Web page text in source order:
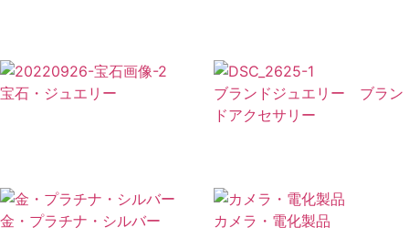
宝石・ジュエリー
ブランドジュエリー ブラン
ドアクセサリー
金・プラチナ・シルバー カメラ・電化製品